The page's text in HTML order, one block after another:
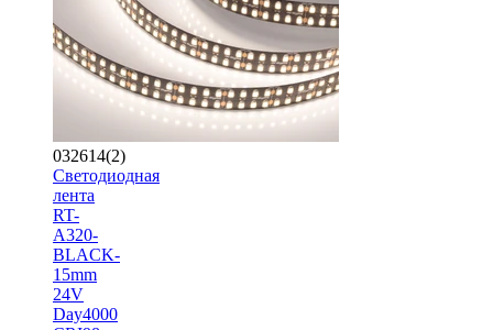
032614(2)
Светодиодная
лента
RT-
A320-
BLACK-
15mm
24V
Day4000